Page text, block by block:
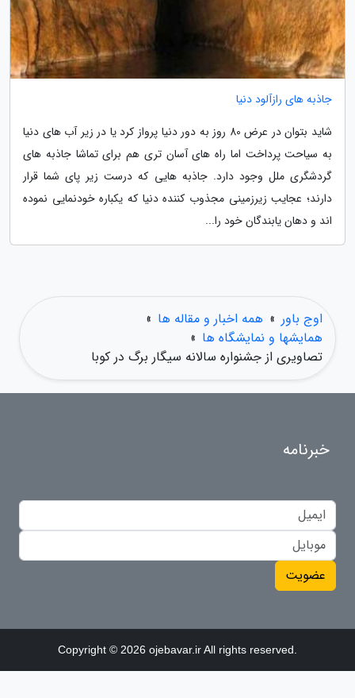
جاذبه های رازآلود دنیا
شاید بتوان در عرض 80 روز به دور دنیا پرواز کرد یا در زیر آب های دنیا
به سیاحت پرداخت اما راه های آسان تری هم برای تماشا جاذبه های
گردشگری ملل وجود دارد. جاذبه هایی که درست زیر پای شما قرار
دارند؛ عجایب زیرزمینی مجذوب کننده دنیا که یکباره خودنمایی نموده
اند و دهان یابندگان خود را...
اوج باور » همه اخبار و مقاله ها »
همایشها و نمایشگاه ها »
تصاویری از جشنواره سالانه سیگار برگ در کوبا
خبرنامه
عضویت
Copyright © 2026 ojebavar.ir All rights reserved.